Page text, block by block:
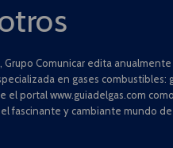
Grupo Comunicar edita anualmente
en gases combustibles:
el portal www.guiadelgas.com
fascinante y cambiante mundo de